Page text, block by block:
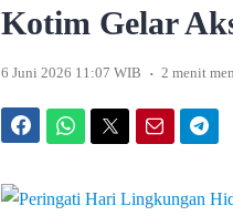
Kotim Gelar
6 Juni 2026 11:07 WIB . 2 menit